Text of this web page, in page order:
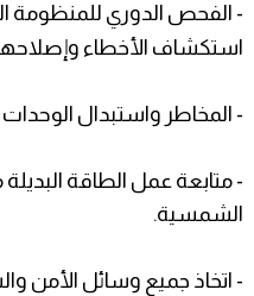
- الفحص الدوري للمنظومة
استكشاف الأخطاء
- المخاطر واستبدال
- متابعة عمل الطاقة
الشمسية.
- اتخاذ جميع وسائل الأمن